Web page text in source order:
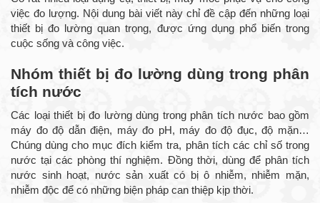
việc đo lượng. Nội dung bài viết này chỉ đề cập đến những loại
thiết bị đo lường quan trọng, được ứng dụng phổ biến trong
cuộc sống và công việc.
Nhóm thiết bị đo lường dùng trong phân
tích nước
Các loại thiết bị đo lường dùng trong phân tích nước bao gồm
máy đo độ dẫn điện, máy đo pH, máy đo độ đục, độ mặn…
Chúng dùng cho mục đích kiểm tra, phân tích các chỉ số trong
nước tại các phòng thí nghiệm. Đồng thời, dùng để phân tích
nước sinh hoạt, nước sản xuất có bị ô nhiễm, nhiễm mặn,
nhiễm độc để có những biện pháp can thiệp kịp thời.